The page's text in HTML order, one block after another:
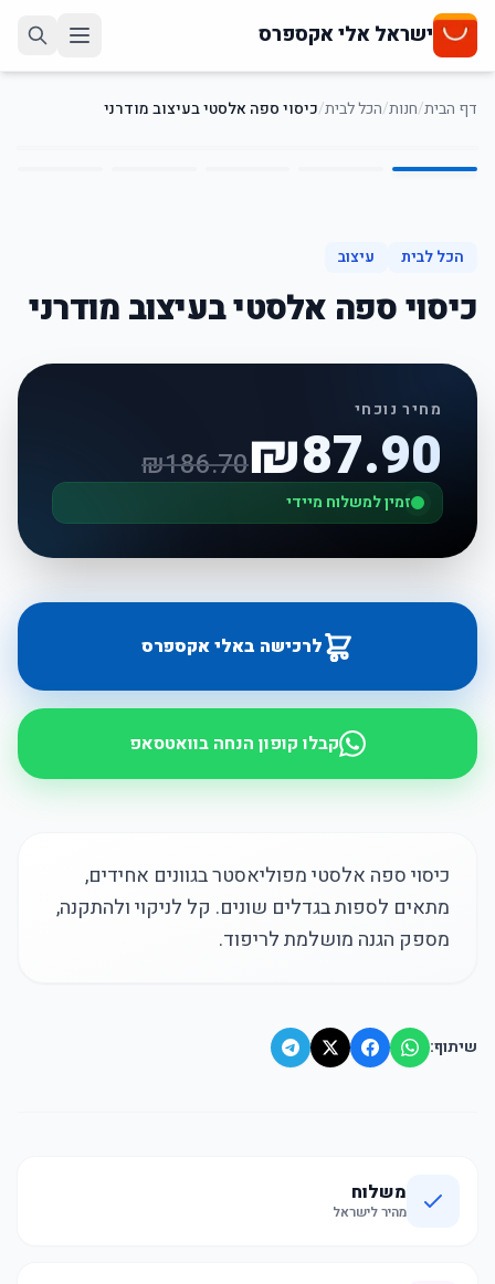
ישראל אלי אקספרס
דף הבית/חנות/הכל לבית/כיסוי ספה אלסטי בעיצוב מודרני
1
/
5
הכל לבית עיצוב
כיסוי ספה אלסטי בעיצוב מודרני
מחיר נוכחי
₪87.90
₪186.70
זמין למשלוח מיידי
לרכישה באלי אקספרס
קבלו קופון הנחה בוואטסאפ
כיסוי ספה אלסטי מפוליאסטר בגוונים אחידים,
מתאים לספות בגדלים שונים. קל לניקוי ולהתקנה,
מספק הגנה מושלמת לריפוד.
שיתוף:
משלוח
מהיר לישראל